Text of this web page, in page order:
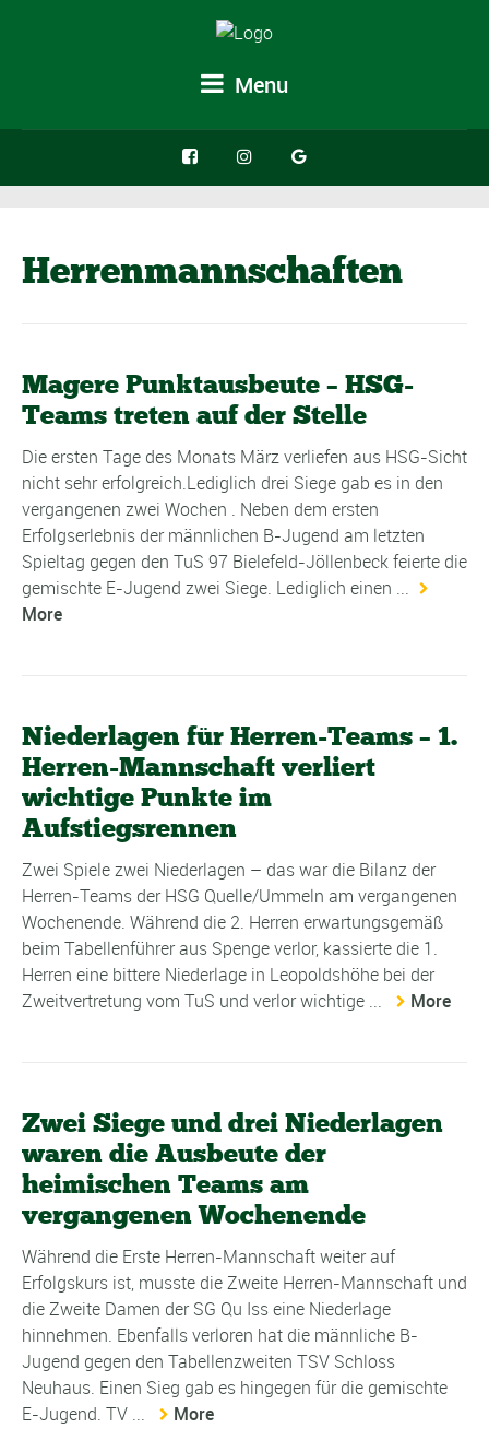
Menu
Herrenmannschaften
Magere Punktausbeute – HSG-
Teams treten auf der Stelle
Die ersten Tage des Monats März verliefen aus HSG-Sicht
nicht sehr erfolgreich.Lediglich drei Siege gab es in den
vergangenen zwei Wochen . Neben dem ersten
Erfolgserlebnis der männlichen B-Jugend am letzten
Spieltag gegen den TuS 97 Bielefeld-Jöllenbeck feierte die
gemischte E-Jugend zwei Siege. Lediglich einen ...
More
Niederlagen für Herren-Teams – 1.
Herren-Mannschaft verliert
wichtige Punkte im
Aufstiegsrennen
Zwei Spiele zwei Niederlagen – das war die Bilanz der
Herren-Teams der HSG Quelle/Ummeln am vergangenen
Wochenende. Während die 2. Herren erwartungsgemäß
beim Tabellenführer aus Spenge verlor, kassierte die 1.
Herren eine bittere Niederlage in Leopoldshöhe bei der
Zweitvertretung vom TuS und verlor wichtige ...
More
Zwei Siege und drei Niederlagen
waren die Ausbeute der
heimischen Teams am
vergangenen Wochenende
Während die Erste Herren-Mannschaft weiter auf
Erfolgskurs ist, musste die Zweite Herren-Mannschaft und
die Zweite Damen der SG Qu Iss eine Niederlage
hinnehmen. Ebenfalls verloren hat die männliche B-
Jugend gegen den Tabellenzweiten TSV Schloss
Neuhaus. Einen Sieg gab es hingegen für die gemischte
E-Jugend. TV ...
More